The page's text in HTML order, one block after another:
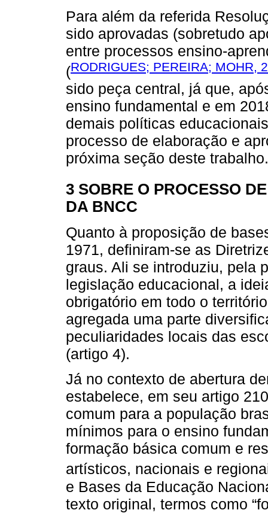
Para além da referida
sido aprovadas (sobretudo
entre processos ensino-
(RODRIGUES; PEREIRA; MOHR,
sido peça central, já que,
ensino fundamental e em
demais políticas
processo de elaboração e
próxima seção deste trabalho.
3 SOBRE O PROCESSO
DA BNCC
Quanto à proposição de
1971, definiram-se as
graus. Ali se introduziu, pela
legislação educacional, a
obrigatório em todo o
agregada uma parte
peculiaridades locais das
(artigo 4).
Já no contexto de abertura
estabelece, em seu artigo
comum para a população
mínimos para o ensino
formação básica comum e
artísticos, nacionais e
e Bases da Educação
texto original, termos como